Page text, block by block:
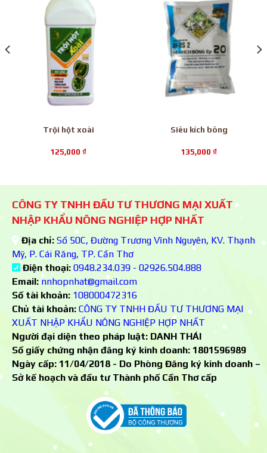
Trội hột xoài
125,000 ₫
Siêu kích bông
135,000 ₫
CÔNG TY TNHH ĐẦU TƯ THƯƠNG MẠI XUẤT
NHẬP KHẨU NÔNG NGHIỆP HỢP NHẤT
Địa chỉ:Số 50C, Đường Trương Vĩnh Nguyên, KV. Thạnh
Mỹ, P. Cái Răng, TP. Cần Thơ
Điện thoại: 0948.234.039 - 02926.504.888
Email: nnhopnhat@gmail.com
Số tài khoản: 108000472316
Chủ tài khoản: CÔNG TY TNHH ĐẦU TƯ THƯƠNG MẠI
XUẤT NHẬP KHẨU NÔNG NGHIỆP HỢP NHẤT
Người đại diện theo pháp luật: DANH THÁI
Số giấy chứng nhận đăng ký kinh doanh: 1801596989
Ngày cấp: 11/04/2018 - Do Phòng Đăng ký kinh doanh –
Sở kế hoạch và đầu tư Thành phố Cần Thơ cấp